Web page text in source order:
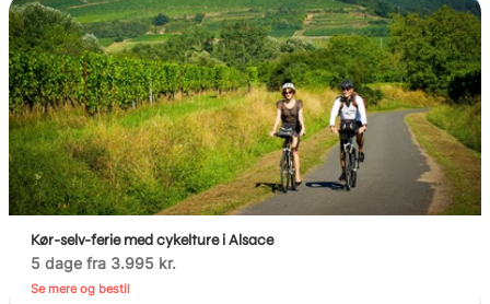
Kør-selv-ferie med cykelture i Alsace
5 dage fra 3.995 kr.
Se mere og bestil